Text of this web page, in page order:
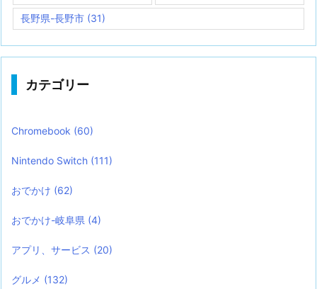
長野県-長野市 (31)
カテゴリー
Chromebook (60)
Nintendo Switch (111)
おでかけ (62)
おでかけ-岐阜県 (4)
アプリ、サービス (20)
グルメ (132)